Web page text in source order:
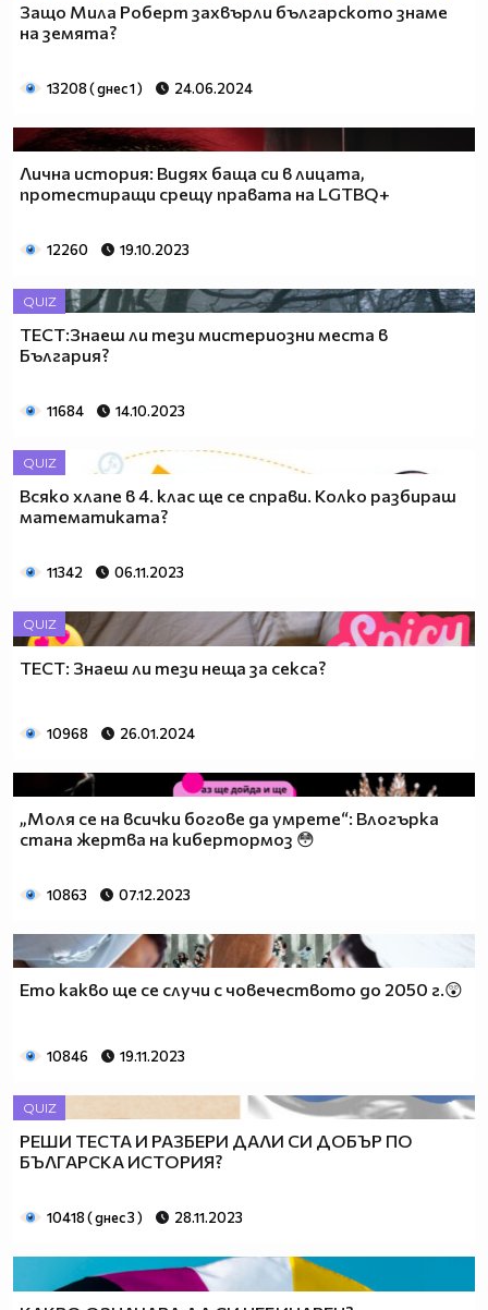
Защо Мила Роберт захвърли българското знаме
на земята?
13208 ( днес 1 ) 24.06.2024
Лична история: Видях баща си в лицата,
протестиращи срещу правата на LGTBQ+
12260 19.10.2023
QUIZ
ТЕСТ:Знаеш ли тези мистериозни места в
България?
11684 14.10.2023
QUIZ
Всяко хлапе в 4. клас ще се справи. Колко разбираш
математиката?
11342 06.11.2023
QUIZ
ТЕСТ: Знаеш ли тези неща за секса?
10968 26.01.2024
„Моля се на всички богове да умрете“: Влогърка
стана жертва на кибертормоз 😳
10863 07.12.2023
Ето какво ще се случи с човечеството до 2050 г.😲
10846 19.11.2023
QUIZ
РЕШИ ТЕСТА И РАЗБЕРИ ДАЛИ СИ ДОБЪР ПО
БЪЛГАРСКА ИСТОРИЯ?
10418 ( днес 3 ) 28.11.2023